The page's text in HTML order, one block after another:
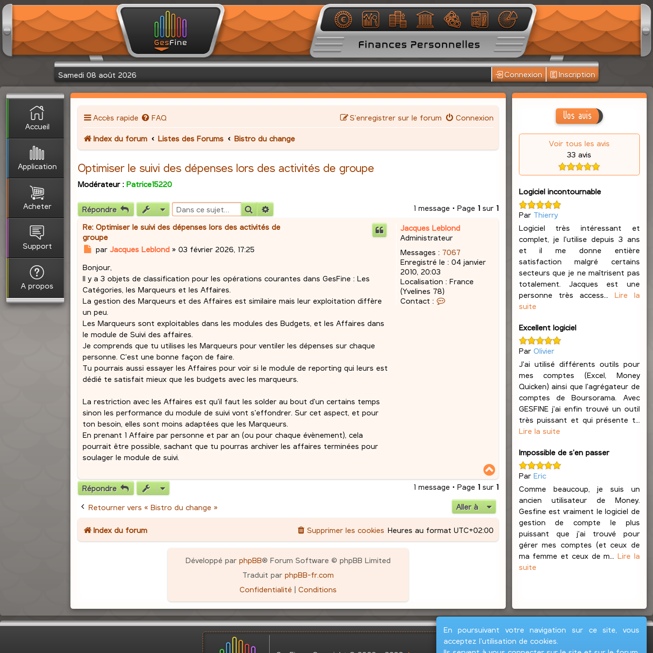
Samedi 08 août 2026 Connexion Inscription
Accueil
Application
Acheter
Support
A propos
Accès rapide FAQ Connexion
S’enregistrer sur le forum
Index du forum Listes des Forums Bistro du change
Optimiser le suivi des dépenses lors des activités de groupe
Modérateur : Patrice15220
Répondre Rechercher 1 message • Page 1sur 1
Jacques Leblond
Administrateur
Messages : 7067
Enregistré le : 04 janvier
2010, 20:03
Localisation : France
(Yvelines 78)
Contact :
l
Re: Optimiser le suivi des dépenses lors des activités de
groupe
M
s
s
a
e
par Jacques Leblond » 03 février 2026, 17:25
Bonjour,
Il y a 3 objets de classification pour les opérations courantes dans GesFine : Les
Catégories, les Marqueurs et les Affaires.
La gestion des Marqueurs et des Affaires est similaire mais leur exploitation diffère
un peu.
Les Marqueurs sont exploitables dans les modules des Budgets, et les Affaires dans
le module de Suivi des affaires.
Je comprends que tu utilises les Marqueurs pour ventiler les dépenses sur chaque
personne. C'est une bonne façon de faire.
Tu pourrais aussi essayer les Affaires pour voir si le module de reporting qui leurs est
dédié te satisfait mieux que les budgets avec les marqueurs.
La restriction avec les Affaires est qu'il faut les solder au bout d'un certains temps
sinon les performance du module de suivi vont s'effondrer. Sur cet aspect, et pour
ton besoin, elles sont moins adaptées que les Marqueurs.
En prenant 1 Affaire par personne et par an (ou pour chaque évènement), cela
pourrait être possible, sachant que tu pourras archiver les affaires terminées pour
soulager le module de suivi.
t
Répondre 1 message • Page 1sur 1
Retourner vers « Bistro du change » Aller à
Index du forum Heures au format UTC+02:00
Supprimer les cookies
Développé par phpBB® Forum Software © phpBB Limited
Traduit par phpBB-fr.com
Confidentialité | Conditions
Vos avis
Voir tous les avis
33 avis
Logiciel incontournable
Par Thierry
Logiciel très intéressant et
complet, je l'utilise depuis 3 ans
et il me donne entière
satisfaction malgré certains
secteurs que je ne maîtrisent pas
totalement. Jacques est une
personne très access... Lire la
suite
Excellent logiciel
Par Olivier
J'ai utilisé différents outils pour
mes comptes (Excel, Money
Quicken) ainsi que l'agrégateur de
comptes de Boursorama. Avec
GESFINE j'ai enfin trouvé un outil
très puissant et qui présente t...
Lire la suite
Impossible de s'en passer
Par Eric
Comme beaucoup, je suis un
ancien utilisateur de Money.
Gesfine est vraiment le logiciel de
gestion de compte le plus
puissant que j'ai trouvé pour
gérer mes comptes (et ceux de
ma femme et ceux de m... Lire la
suite
En poursuivant votre navigation sur ce site, vous
acceptez l'utilisation de cookies.